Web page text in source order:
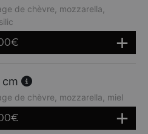
de chèvre, mozzarella,
€
cm
de chèvre, mozzarella, miel
€